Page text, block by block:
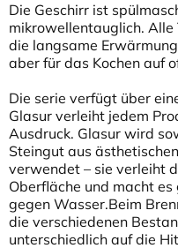
Die Geschirr ist
mikrowellentauglich. Alle
die langsame
aber für das Kochen auf
Die serie verfügt über
Glasur verleiht jedem
Ausdruck. Glasur wird
Steingut aus
verwendet – sie verleiht
Oberfläche und macht
gegen Wasser.Beim
die verschiedenen
unterschiedlich auf die